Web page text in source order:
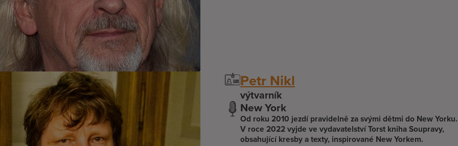
Petr Nikl
výtvarník
New York
Od roku 2010 jezdí pravidelně za svými dětmi do New Yorku.
V roce 2022 vyjde ve vydavatelství Torst kniha Soupravy,
obsahující kresby a texty, inspirované New Yorkem.